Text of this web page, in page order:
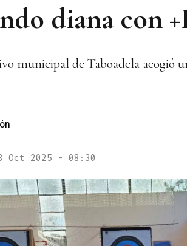
diana con
municipal de Taboadela acogió
Oct 2025 - 08:30